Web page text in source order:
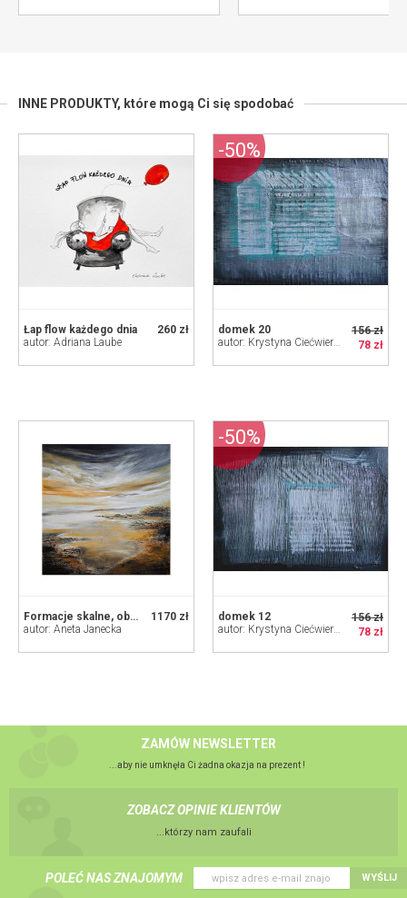
INNE PRODUKTY, które mogą Ci się spodobać
260 zł
Łap flow każdego dnia
autor: Adriana Laube
156 zł
78 zł
domek 20
autor: Krystyna Ciećwierska
-50%
1170 zł
Formacje skalne, obraz nowoczesny 90 x 90
autor: Aneta Janecka
156 zł
78 zł
domek 12
autor: Krystyna Ciećwierska
-50%
ZAMÓW NEWSLETTER
...aby nie umknęła Ci żadna okazja na prezent !
ZOBACZ OPINIE KLIENTÓW
...którzy nam zaufali
POLEĆ NAS ZNAJOMYM WYŚLIJ